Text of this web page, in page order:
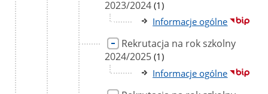
2023/2024 liczba
podstron
(1)
Informacje ogólne
Rekrutacja na rok szkolny
2024/2025 liczba
podstron
(1)
Informacje ogólne